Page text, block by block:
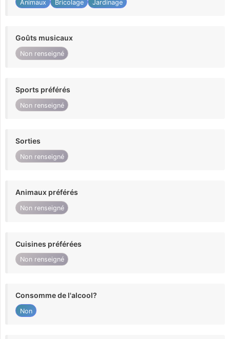
Animaux Bricolage Jardinage
Goûts musicaux
Non renseigné
Sports préférés
Non renseigné
Sorties
Non renseigné
Animaux préférés
Non renseigné
Cuisines préférées
Non renseigné
Consomme de l'alcool?
Non